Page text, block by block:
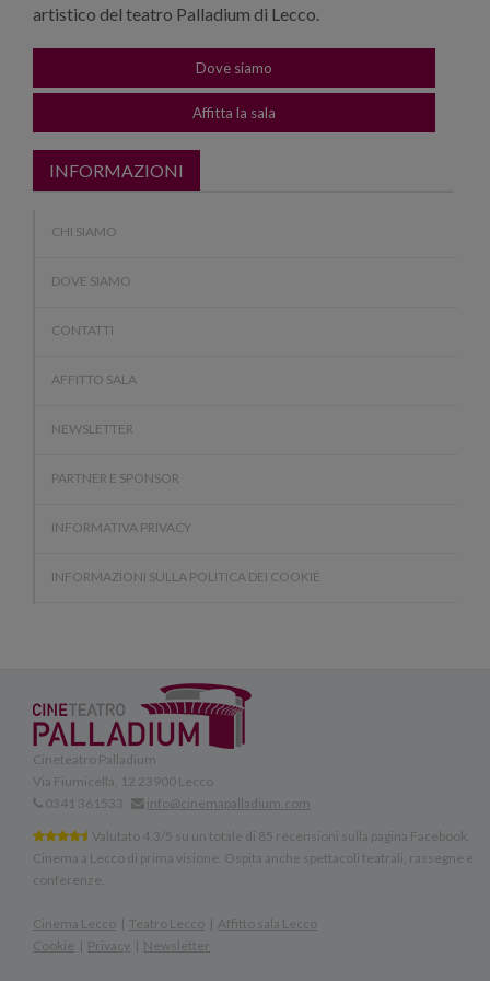
artistico del teatro Palladium di Lecco.
Dove siamo
Affitta la sala
INFORMAZIONI
CHI SIAMO
DOVE SIAMO
CONTATTI
AFFITTO SALA
NEWSLETTER
PARTNER E SPONSOR
INFORMATIVA PRIVACY
INFORMAZIONI SULLA POLITICA DEI COOKIE
Cineteatro Palladium
Via Fiumicella, 12 23900 Lecco
0341 361533
info@cinemapalladium.com
Valutato 4.3 5 su un totale di 85 recensioni sulla pagina Facebook.
Cinema a Lecco di prima visione. Ospita anche spettacoli teatrali rassegne e
conferenze.
Cinema Lecco | Teatro Lecco | Affitto sala Lecco
Cookie | Privacy | Newsletter